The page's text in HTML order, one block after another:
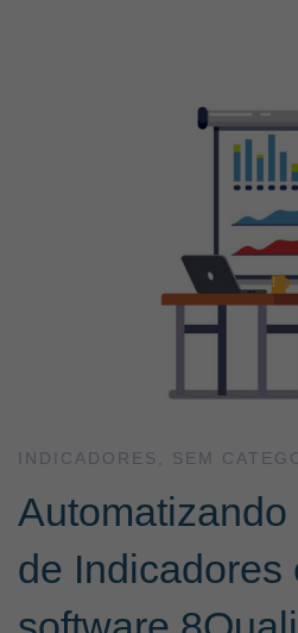
Gestão
com
o
software
INDICADORES SEM
Automatizando
de Indicadores